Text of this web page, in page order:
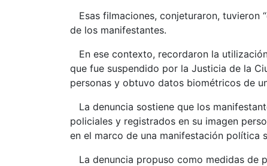
Esas filmaciones, conjeturaron, tuvieron
de los manifestantes.
En ese contexto, recordaron la
que fue suspendido por la Justicia de la
personas y obtuvo datos biométricos de
La denuncia sostiene que los
policiales y registrados en su imagen
en el marco de una manifestación política
La denuncia propuso como medidas de